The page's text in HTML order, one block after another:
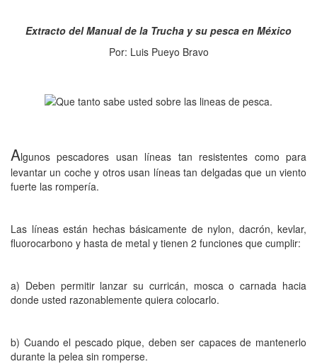
Extracto del Manual de la Trucha y su pesca en México
Por: Luis Pueyo Bravo
Algunos pescadores usan líneas tan resistentes como para
levantar un coche y otros usan líneas tan delgadas que un viento
fuerte las rompería.
Las líneas están hechas básicamente de nylon, dacrón, kevlar,
fluorocarbono y hasta de metal y tienen 2 funciones que cumplir:
a) Deben permitir lanzar su curricán, mosca o carnada hacia
donde usted razonablemente quiera colocarlo.
b) Cuando el pescado pique, deben ser capaces de mantenerlo
durante la pelea sin romperse.